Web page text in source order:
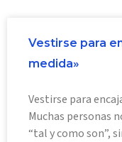
Vestirse para
medida»
Vestirse para
Muchas personas
“tal y como son”,